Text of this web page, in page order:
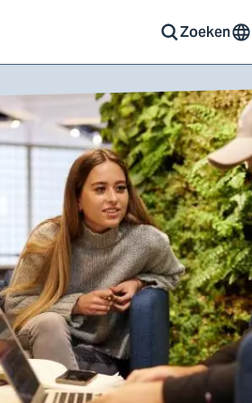
Zoeken